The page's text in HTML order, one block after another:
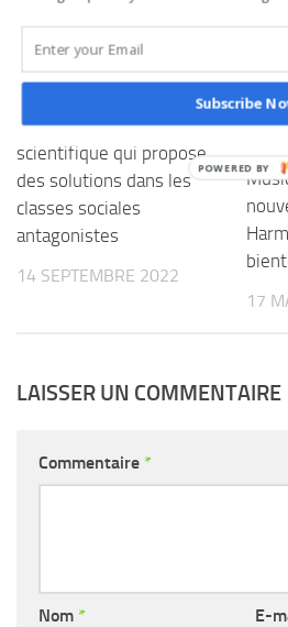
Appui à la lutte contre la
pauvreté au Bénin : Voici
une recherche
scientifique qui propose
des solutions dans les
classes sociales
antagonistes
14 SEPTEMBRE 2022
17
LAISSER UN COMMENTAIRE
Commentaire *
Nom * E-
Subscribe